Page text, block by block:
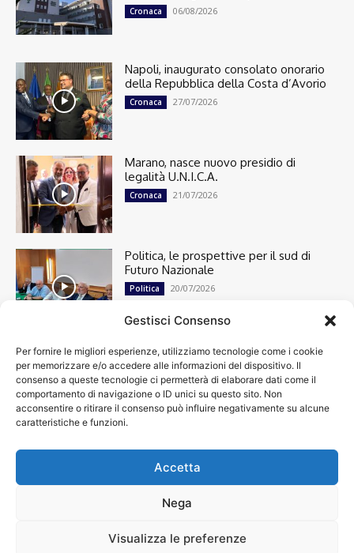
Gestisci Consenso
Per fornire le migliori esperienze, utilizziamo tecnologie come i cookie
per memorizzare e/o accedere alle informazioni del dispositivo. Il
consenso a queste tecnologie ci permetterà di elaborare dati come il
comportamento di navigazione o ID unici su questo sito. Non
acconsentire o ritirare il consenso può influire negativamente su alcune
caratteristiche e funzioni.
Accetta
Nega
Visualizza le preferenze
Cronaca 06/08/2026
Napoli, inaugurato consolato onorario
della Repubblica della Costa d’Avorio
Cronaca 27/07/2026
Marano, nasce nuovo presidio di
legalità U.N.I.C.A.
Cronaca 21/07/2026
Politica, le prospettive per il sud di
Futuro Nazionale
Politica 20/07/2026
Cronaca
13492
Attualità
7299
top
News
4208
Cultura
Economia
Contatti Privacy Policy
Accessibilità